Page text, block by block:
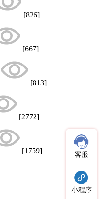
[826]
[667]
[813]
[2772]
[1759] 客服
小程序